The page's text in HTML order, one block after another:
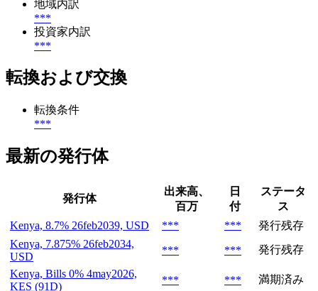
地域内訳
***
投資家内訳
***
転換および交換
転換条件
***
最新の発行体
発行体
出来高、
百万
日
付
ステータ
ス
Kenya, 8.7% 26feb2039, USD
*** ***
発行残存
Kenya, 7.875% 26feb2034,
USD
*** ***
発行残存
Kenya, Bills 0% 4may2026,
KES (91D)
*** ***
満期済み